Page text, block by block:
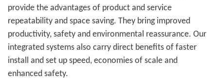
provide the advantages of product and service
repeatability and space saving. They bring improved
productivity, safety and environmental reassurance. Our
integrated systems also carry direct benefits of faster
install and set up speed, economies of scale and
enhanced safety.